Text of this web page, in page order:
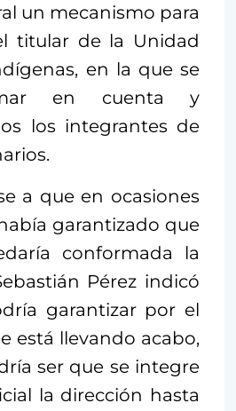
un mecanismo para
titular de la Unidad
en la que se
en cuenta y
los integrantes de
a que en ocasiones
garantizado que
conformada la
Pérez indicó
garantizar por el
está llevando acabo,
ser que se integre
la dirección hasta